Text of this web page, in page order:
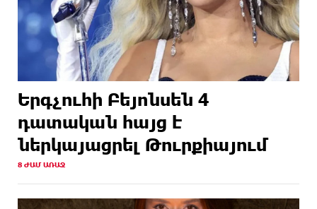
Երգչուհի Բեյոնսեն ​​4
դատական հայց է
ներկայացրել Թուրքիայում
8 ԺԱՄ ԱՌԱՋ